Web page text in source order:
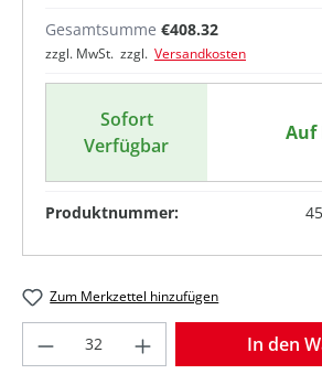
Gesamtsumme €408.32
zzgl. MwSt. zzgl. Versandkosten
Sofort
Verfügbar
Auf
Produktnummer:
Zum Merkzettel hinzufügen
Produkt Anzahl: GibIn den